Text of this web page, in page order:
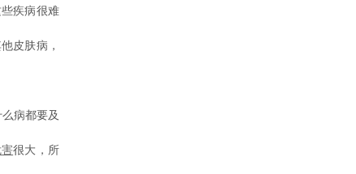
疾病很难
皮肤病，
病都要及
很大，所